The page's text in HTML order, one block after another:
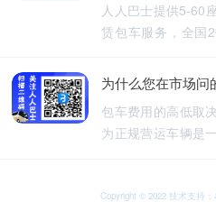
人人巴士提供5-60
赁包车服务，全国
行更安全
为什么您在市场问
包车费用的高低取
为正规营运车辆是
可能会提供较低的
Copyright © 2022 技术支持